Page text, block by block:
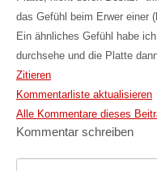
das Gefühl beim Erwer einer
Ein ähnliches Gefühl habe
durchsehe und die Platte
Zitieren
Kommentarliste aktualisieren
Alle Kommentare dieses
Kommentar schreiben